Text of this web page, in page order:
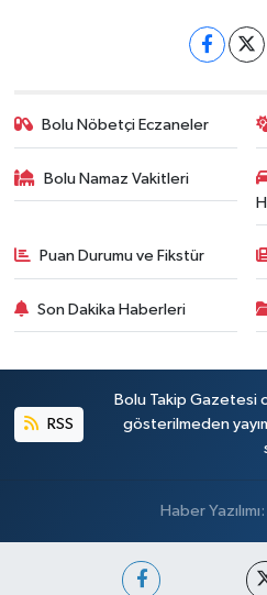
Bolu Nöbetçi Eczaneler
Bolu Namaz Vakitleri
Puan Durumu ve Fikstür
Son Dakika Haberleri
RSS
Bolu Takip Gazetesi
gösterilmeden
Haber Yazılımı: